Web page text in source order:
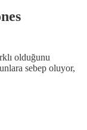
olduğunu
sebep oluyor,